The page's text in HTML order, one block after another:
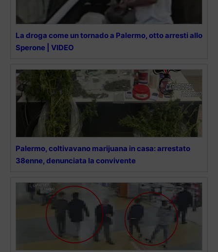
La droga come un tornado a Palermo, otto arresti allo
Sperone | VIDEO
Palermo, coltivavano marijuana in casa: arrestato
38enne, denunciata la convivente